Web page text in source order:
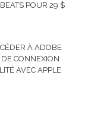
POUR 29 $
À ADOBE
CONNEXION
AVEC APPLE